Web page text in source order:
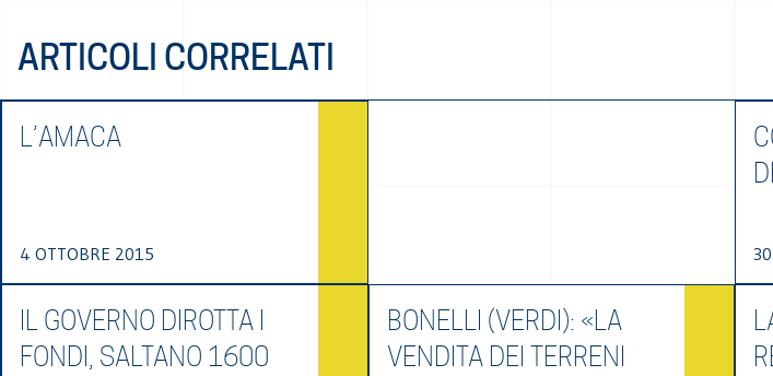
ARTICOLI CORRELATI
L’AMACA
4 OTTOBRE 2015
IL GOVERNO DIROTTA I
FONDI, SALTANO 1600
BONELLI (VERDI): «LA
VENDITA DEI TERRENI